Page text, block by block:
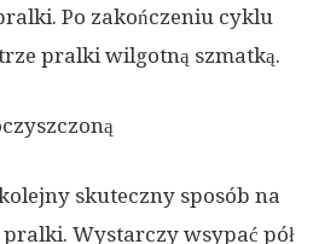
Po zakończeniu cyklu
pralki wilgotną szmatką.
skuteczny sposób na
Wystarczy wsypać pół